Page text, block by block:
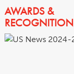
AWARDS &
RECOGNITION